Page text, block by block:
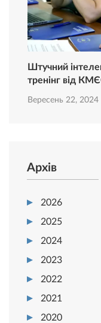
Штучний
тренінг від
Вересень 22, 2024
Архів
2026
2025
2024
2023
2022
2021
2020